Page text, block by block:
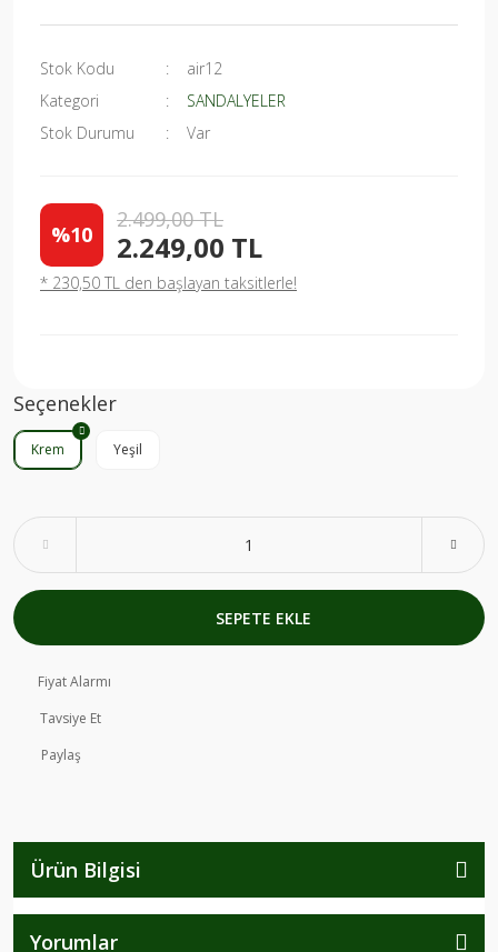
Stok Kodu
air12
Kategori
SANDALYELER
Stok Durumu
Var
%10
2.499,00 TL
2.249,00 TL
* 230,50 TL den başlayan taksitlerle!
Seçenekler
Krem Yeşil
SEPETE EKLE
Fiyat Alarmı
Tavsiye Et
Paylaş
Ürün Bilgisi
Yorumlar